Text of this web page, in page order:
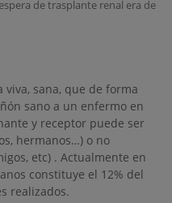
de trasplante renal era de
viva, sana, que de forma
sano a un enfermo en
y receptor puede ser
hermanos…) o no
etc) . Actualmente en
constituye el 12% del
realizados.